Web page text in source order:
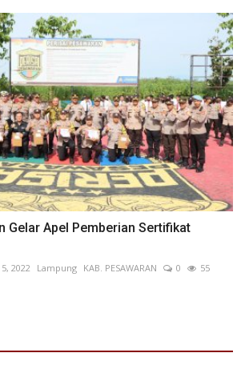
Gelar Apel Pemberian Sertifikat
2022 Lampung KAB. PESAWARAN 0
55